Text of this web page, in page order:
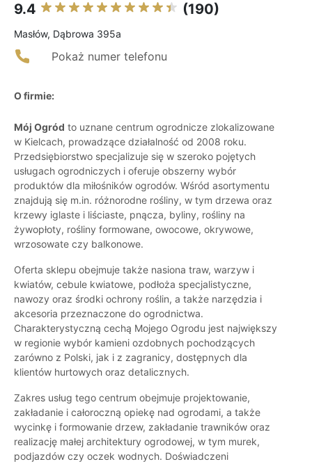
9.4 (190)
Masłów, Dąbrowa 395a
Pokaż numer telefonu
O firmie:
Mój Ogród to uznane centrum ogrodnicze zlokalizowane
w Kielcach, prowadzące działalność od 2008 roku.
Przedsiębiorstwo specjalizuje się w szeroko pojętych
usługach ogrodniczych i oferuje obszerny wybór
produktów dla miłośników ogrodów. Wśród asortymentu
znajdują się m.in. różnorodne rośliny, w tym drzewa oraz
krzewy iglaste i liściaste, pnącza, byliny, rośliny na
żywopłoty, rośliny formowane, owocowe, okrywowe,
wrzosowate czy balkonowe.
Oferta sklepu obejmuje także nasiona traw, warzyw i
kwiatów, cebule kwiatowe, podłoża specjalistyczne,
nawozy oraz środki ochrony roślin, a także narzędzia i
akcesoria przeznaczone do ogrodnictwa.
Charakterystyczną cechą Mojego Ogrodu jest największy
w regionie wybór kamieni ozdobnych pochodzących
zarówno z Polski, jak i z zagranicy, dostępnych dla
klientów hurtowych oraz detalicznych.
Zakres usług tego centrum obejmuje projektowanie,
zakładanie i całoroczną opiekę nad ogrodami, a także
wycinkę i formowanie drzew, zakładanie trawników oraz
realizację małej architektury ogrodowej, w tym murek,
podjazdów czy oczek wodnych. Doświadczeni